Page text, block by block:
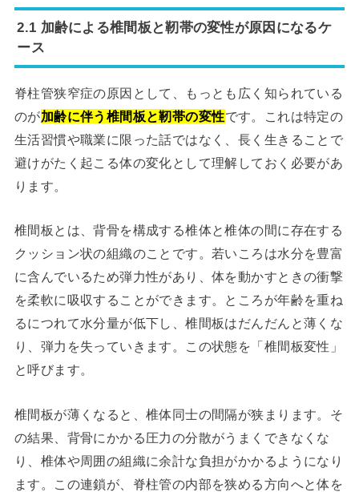
2.1 加齢による椎間板と靭帯の変性が原因になるケ
ース
脊柱管狭窄症の原因として、もっとも広く知られている
のが加齢に伴う椎間板と靭帯の変性です。これは特定の
生活習慣や職業に限った話ではなく、長く生きることで
避けがたく起こる体の変化として理解しておく必要があ
ります。
椎間板とは、背骨を構成する椎体と椎体の間に存在する
クッション状の組織のことです。若いころは水分を豊富
に含んでいるため弾力性があり、体を動かすときの衝撃
を柔軟に吸収することができます。ところが年齢を重ね
るにつれて水分量が低下し、椎間板はだんだんと薄くな
り、弾力を失っていきます。この状態を「椎間板変性」
と呼びます。
椎間板が薄くなると、椎体同士の間隔が狭まります。そ
の結果、背骨にかかる圧力の分散がうまくできなくな
り、椎体や周囲の組織に余計な負担がかかるようになり
ます。この連鎖が、脊柱管の内部を狭める方向へと体を